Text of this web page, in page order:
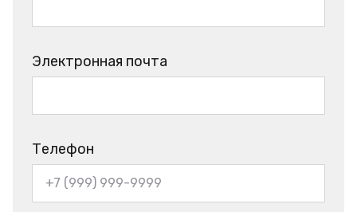
Электронная почта
Телефон